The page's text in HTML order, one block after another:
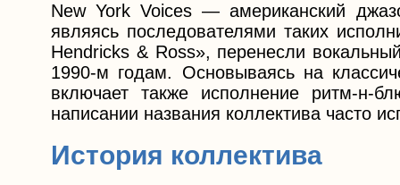
New York Voices — американский
являясь последователями таких
Hendricks & Ross», перенесли
1990-м годам. Основываясь на
включает также исполнение ритм-н-
написании названия коллектива часто
История коллектива